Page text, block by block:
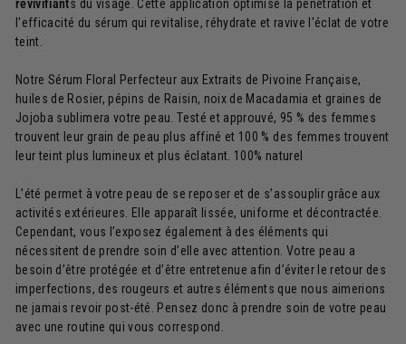
revivifiants du visage. Cette application optimise la pénétration et
l'efficacité du sérum qui revitalise, réhydrate et ravive l'éclat de votre
teint.
Notre Sérum Floral Perfecteur aux Extraits de Pivoine Française,
huiles de Rosier, pépins de Raisin, noix de Macadamia et graines de
Jojoba sublimera votre peau. Testé et approuvé, 95 % des femmes
trouvent leur grain de peau plus affiné et 100 % des femmes trouvent
leur teint plus lumineux et plus éclatant. 100% naturel
L’été permet à votre peau de se reposer et de s’assouplir grâce aux
activités extérieures. Elle apparaît lissée, uniforme et décontractée.
Cependant, vous l’exposez également à des éléments qui
nécessitent de prendre soin d’elle avec attention. Votre peau a
besoin d’être protégée et d’être entretenue afin d’éviter le retour des
imperfections, des rougeurs et autres éléments que nous aimerions
ne jamais revoir post-été. Pensez donc à prendre soin de votre peau
avec une routine qui vous correspond.